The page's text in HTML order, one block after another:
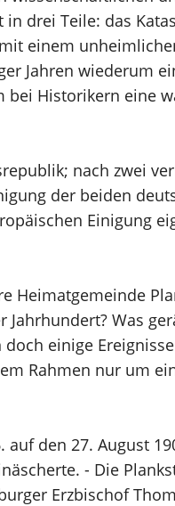
drei Teile: das
einem
Jahren wiederum
Historikern eine
nach zwei
der beiden
Einigung
Heimatgemeinde
Was
einige
Rahmen nur um
den 27. August
- Die
Erzbischof